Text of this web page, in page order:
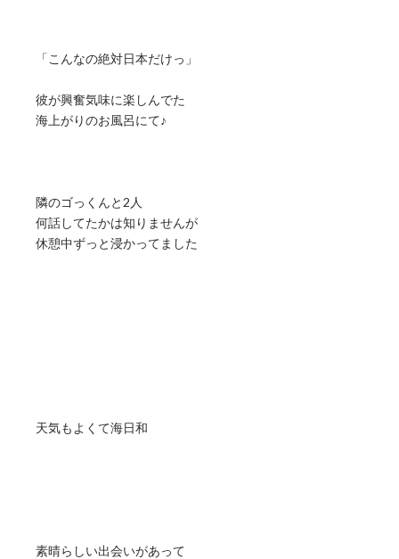
「こんなの絶対日本だけっ」
彼が興奮気味に楽しんでた
海上がりのお風呂にて♪
隣のゴっくんと2人
何話してたかは知りませんが
休憩中ずっと浸かってました
天気もよくて海日和
素晴らしい出会いがあって